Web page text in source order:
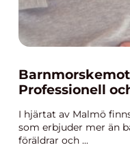
Professionell
I hjärtat av Malmö
som erbjuder mer än
föräldrar och ...